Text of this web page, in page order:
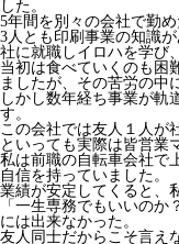
した。
5年間を別々の会社で勤
3人とも印刷事業の知識
社に就職しイロハを学び
当初は食べていくのも困
ましたが、その苦労の中
しかし数年経ち事業が軌
す。
この会社では友人１人が
といっても実際は皆営業
私は前職の自転車会社で
自信を持っていました。
業績が安定してくると、
「一生専務でもいいの
には出来なかった。
友人同士だからこそ言え